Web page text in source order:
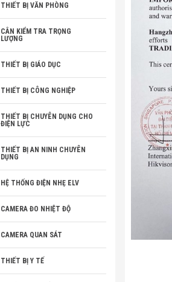
THIẾT BỊ VĂN PHÒNG
CÂN KIỂM TRA TRỌNG
LƯỢNG
THIẾT BỊ GIÁO DỤC
THIẾT BỊ CÔNG NGHIỆP
THIẾT BỊ CHUYÊN DỤNG CHO
ĐIỆN LỰC
THIẾT BỊ AN NINH CHUYÊN
DỤNG
HỆ THỐNG ĐIỆN NHẸ ELV
CAMERA ĐO NHIỆT ĐỘ
CAMERA QUAN SÁT
THIẾT BỊ Y TẾ